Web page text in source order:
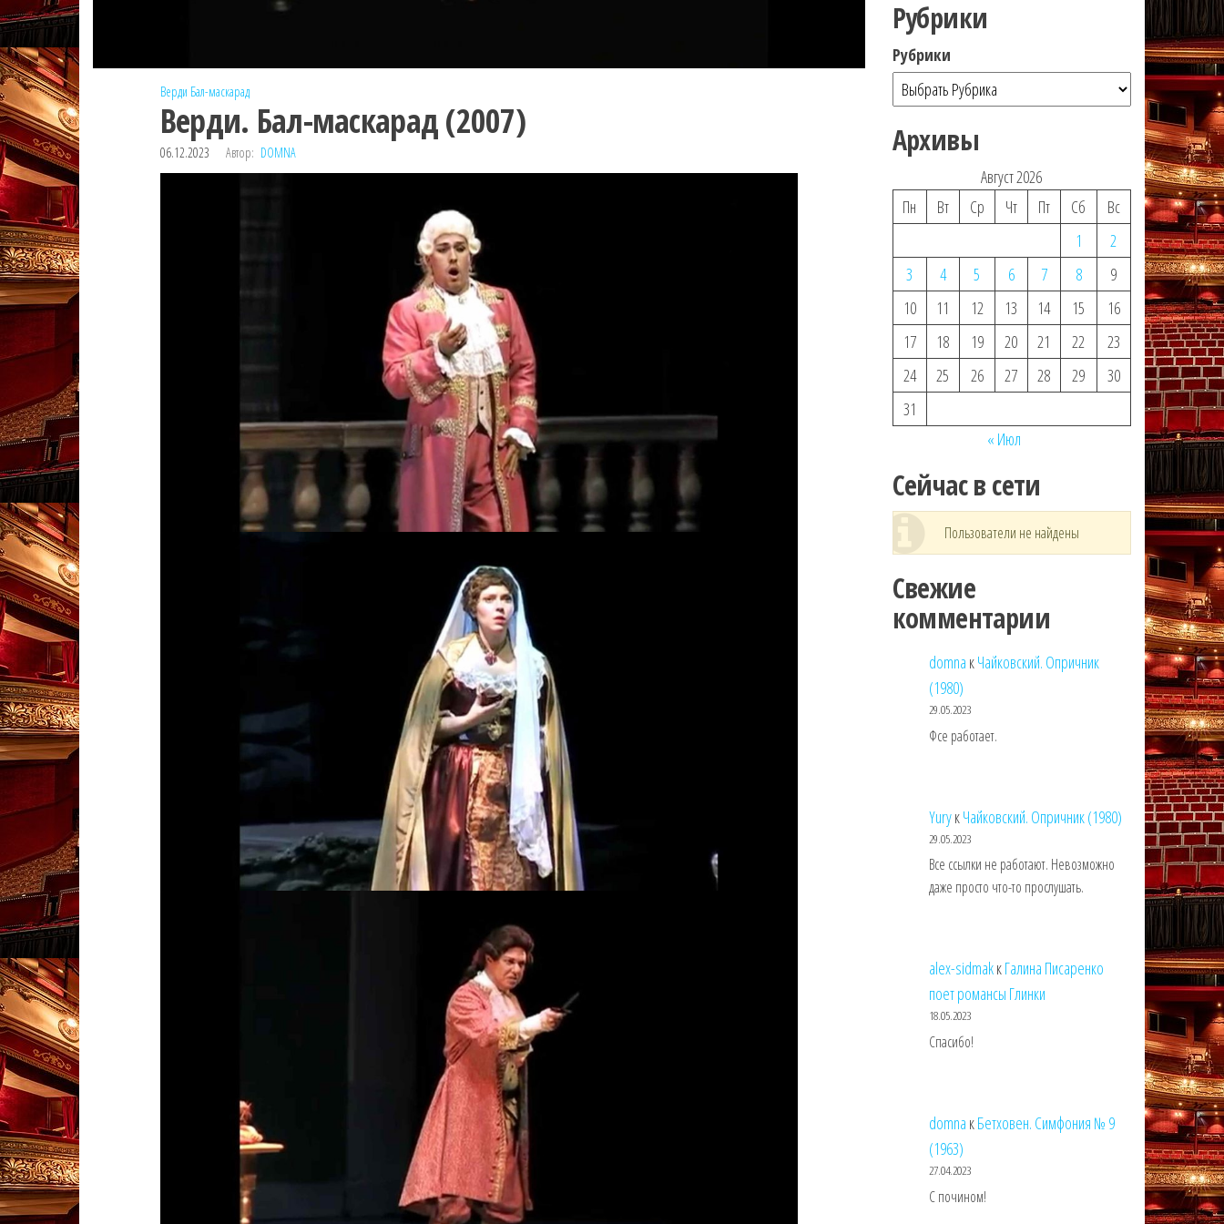
Верди Бал-маскарад
Верди. Бал-маскарад (2007)
06.12.2023 Автор: DOMNA
Рубрики
Рубрики
Архивы
Август 2026
Пн
Вт Ср Чт Пт Сб
Вс
1
2
3
4 5 6 7 8
9
10
11 12 13 14 15
16
17
18 19 20 21 22
23
24
25 26 27 28 29
30
31
« Июл
Сейчас в сети
Пользователи не найдены
Свежие
комментарии
domna кЧайковский. Опричник
(1980)
29.05.2023
Фсе работает.
YuryкЧайковский. Опричник (1980)
29.05.2023
Все ссылки не работают. Невозможно
даже просто что-то прослушать.
alex-sidmakкГалина Писаренко
поет романсы Глинки
18.05.2023
Спасибо!
domna кБетховен. Симфония № 9
(1963)
27.04.2023
С почином!